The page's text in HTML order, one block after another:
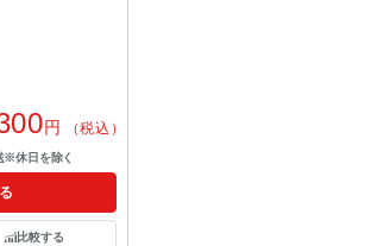
円 （税込）
※休日を除く
比較する